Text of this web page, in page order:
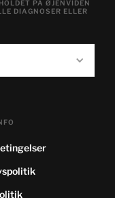
PÅ ØJENVIDEN
DIAGNOSER ELLER